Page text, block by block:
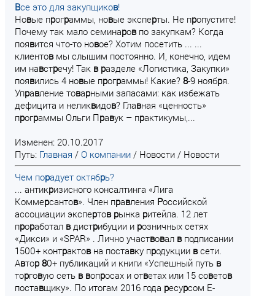
Все это для закупщиков!
Новые программы, новые эксперты. Не пропустите!
Почему так мало семинаровпо закупкам? Когда
появится что-то новое? Хотим посетить ... ...
клиентовмы слышим постоянно. И, конечно, идем
им навстречу! Так в разделе «Логистика, Закупки»
появились 4 новые программы! Какие? 8-9 ноября.
Управление товарными запасами: как избежать
дефицита и неликвидов? Главная «ценность»
программы Ольги Правук – практикумы,...
Изменен: 20.10.2017
Путь: Главная / О компании / Новости / Новости
Чем порадует октябрь?
... антикризисного консалтинга «Лига
Коммерсантов». Член правления Российской
ассоциации экспертов рынка ритейла. 12 лет
проработал вдистрибуции и розничных сетях
«Дикси» и «SPAR» . Лично участвовал вподписании
1500+ контрактовна поставку продукции всети.
Автор 80+ публикаций и книги «Успешный путь в
торговую сеть в вопросах и ответах или 15 советов
поставщику». По итогам 2016 года ресурсом E-